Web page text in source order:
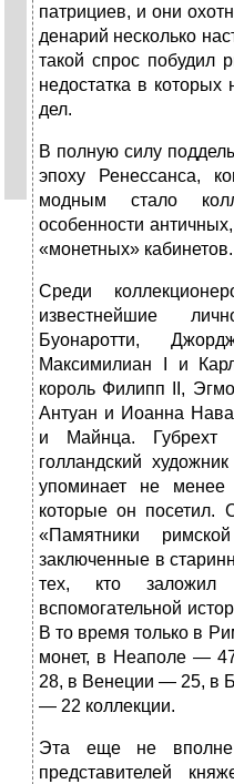
патрициев, и они
денарий несколько
такой спрос побудил
недостатка в
дел.
В полную силу
эпоху Ренессанса,
модным стало
особенности
«монетных» кабинетов.
Среди
известнейшие
Буонаротти,
Максимилиан I и
король Филипп II,
Антуан и Иоанна
и Майнца. Губрехт
голландский
упоминает не менее
которые он посетил.
«Памятники
заключенные в
тех, кто заложил
вспомогательной
В то время только в
монет, в Неаполе —
28, в Венеции — 25, в
— 22 коллекции.
Эта еще не вполне
представителей